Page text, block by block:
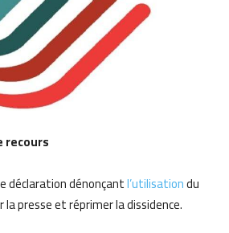
recours
déclaration dénonçantl’utilisationdu
presse et réprimer la dissidence.